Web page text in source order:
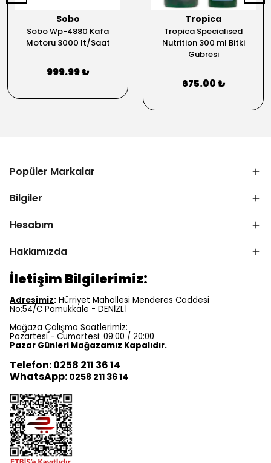
Sobo
Sobo Wp-4880 Kafa
Motoru 3000 lt/Saat
999.99 ₺
Tropica
Tropica Specialised
Nutrition 300 ml Bitki
Gübresi
675.00 ₺
Popüler Markalar
Bilgiler
Hesabım
Hakkımızda
İletişim Bilgilerimiz:
Adresimiz: Hürriyet Mahallesi Menderes Caddesi
No:54/C Pamukkale - DENİZLİ
Mağaza Çalışma Saatlerimiz:
Pazartesi - Cumartesi: 09:00 / 20:00
Pazar Günleri Mağazamız Kapalıdır.
Telefon: 0258 211 36 14
WhatsApp: 0258 211 36 14